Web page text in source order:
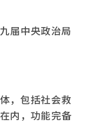
届中央政治局
，包括社会救
内，功能完备